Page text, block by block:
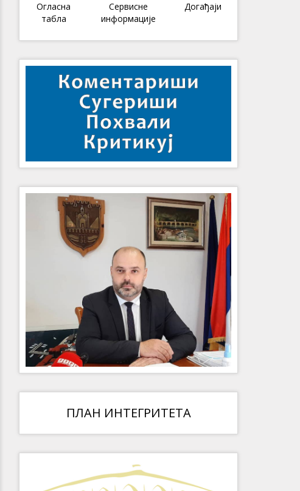
Огласна
табла
Сервисне
информације
Догађаји
ПЛАН ИНТЕГРИТЕТА